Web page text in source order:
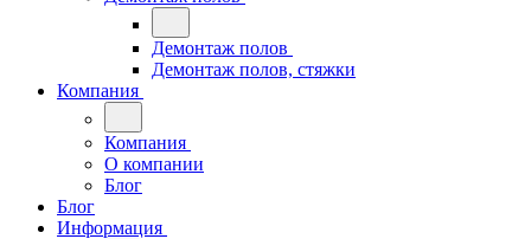
Демонтаж полов
Демонтаж полов, стяжки
Компания
Компания
О компании
Блог
Блог
Информация